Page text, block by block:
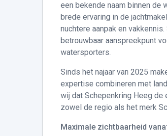
een bekende naam binnen de
brede ervaring in de
nuchtere aanpak en
betrouwbaar aanspreekpunt
watersporters.
Sinds het najaar van 2025
expertise combineren met
wij dat Schepenkring Heeg
zowel de regio als het merk
Maximale zichtbaarheid